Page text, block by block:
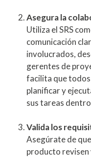
Asegura la
Utiliza el SRS
comunicación
involucrados,
gerentes de
facilita que
planificar y
sus tareas
Valida los
Asegúrate de
producto revisen